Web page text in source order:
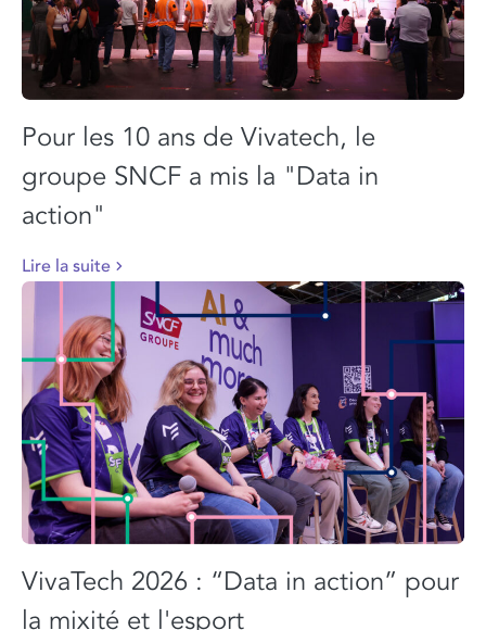
Pour les 10 ans de Vivatech, le
groupe SNCF a mis la "Data in
action"
Lire la suite
VivaTech 2026 : “Data in action” pour
la mixité et l'esport